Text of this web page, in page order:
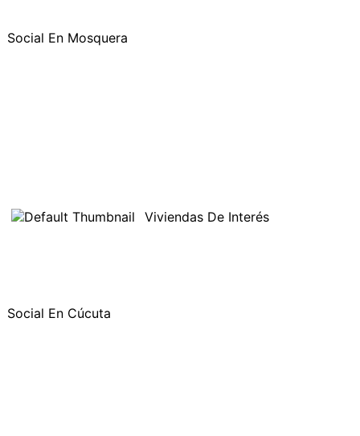
Social En Mosquera
Viviendas De Interés
Social En Cúcuta